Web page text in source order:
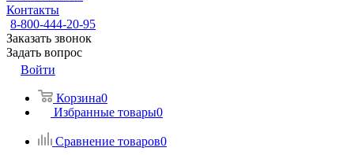
Контакты
8-800-444-20-95
Заказать звонок
Задать вопрос
Войти
Корзина0
Избранные товары0
Сравнение товаров0